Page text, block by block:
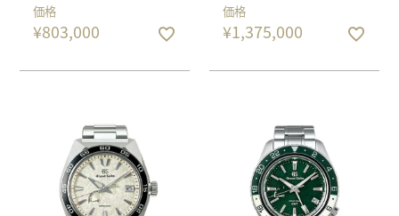
価格
¥803,000
価格
¥1,375,000